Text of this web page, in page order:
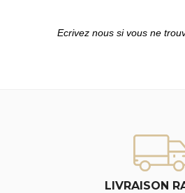
Ecrivez nous si vous ne
LIVRAISON